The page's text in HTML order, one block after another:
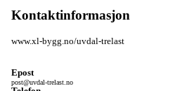
Kontaktinformasjon
www.xl-bygg.no/uvdal-trelast
Epost
post@uvdal-trelast.no